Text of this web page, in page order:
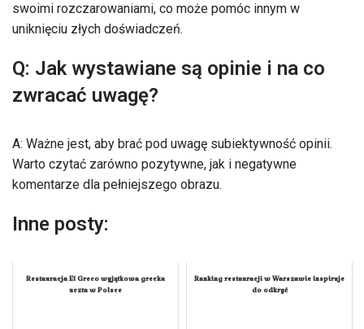
swoimi rozczarowaniami, co może pomóc innym w
uniknięciu złych doświadczeń.
Q: Jak wystawiane są opinie i na co
zwracać uwagę?
A: Ważne jest, aby brać pod uwagę subiektywność opinii.
Warto czytać zarówno pozytywne, jak i negatywne
komentarze dla pełniejszego obrazu.
Inne posty:
Restauracja El Greco wyjątkowa grecka
uczta w Polsce
Ranking restauracji w Warszawie inspiruje
do odkryć